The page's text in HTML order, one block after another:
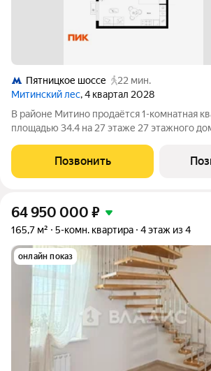
Пятницкое шоссе
22 мин.
Митинский лес, 4 квартал 2028
В районе Митино продаётся 1-комнатная
площадью 34.4 на 27 этаже 27 этажного
расположение 20 минут пешком до
«Пятницкое шоссе». 8 минут на автомобиле
Позвонить
64 950 000 ₽
165,7 м² 5-комн. квартира 4 этаж из 4
онлайн показ